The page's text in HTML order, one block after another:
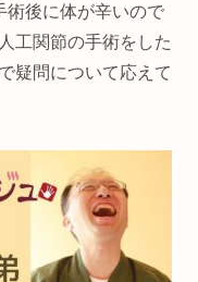
術後に体が辛いので
工関節の手術をした
疑問について応えて